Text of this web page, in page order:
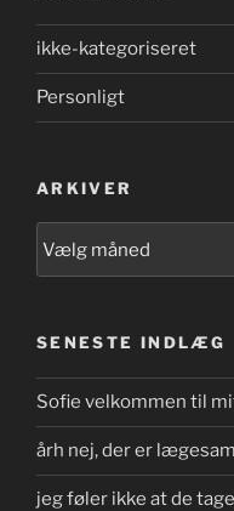
ikke-kategoriseret
Personligt
ARKIVER
SENESTE INDLÆG
Sofie velkommen til
årh nej, der er
jeg føler ikke at de